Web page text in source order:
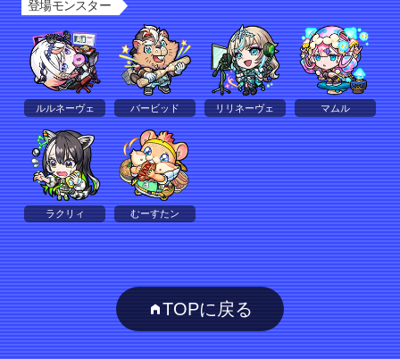
登場モンスター
ルルネーヴェ バービッド リリネーヴェ マムル
ラクリィ むーすたン
TOPに戻る